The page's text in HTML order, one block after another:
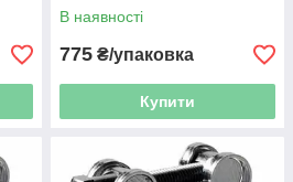
В наявності
775 ₴/упаковка
Купити